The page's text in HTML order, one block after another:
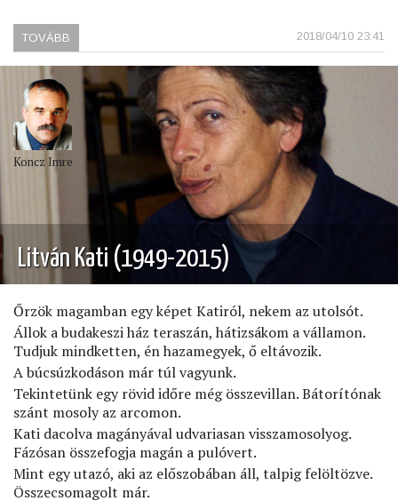
2018/04/10 23:41
TOVÁBB
LÁSZLÓ
(1948-
2018))
Litván Kati (1949-2015)
Koncz Imre
Őrzök magamban egy képet Katiról, nekem az utolsót.
Állok a budakeszi ház teraszán, hátizsákom a vállamon.
Tudjuk mindketten, én hazamegyek, ő eltávozik.
A búcsúzkodáson már túl vagyunk.
Tekintetünk egy rövid időre még összevillan. Bátorítónak
szánt mosoly az arcomon.
Kati dacolva magányával udvariasan visszamosolyog.
Fázósan összefogja magán a pulóvert.
Mint egy utazó, aki az előszobában áll, talpig felöltözve.
Összecsomagolt már.